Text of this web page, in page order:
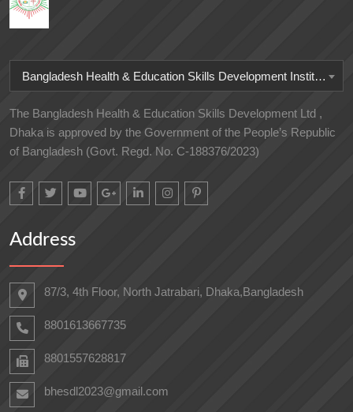
Bangladesh Health & Education Skills Development Institute
The Bangladesh Health & Education Skills Development Ltd ,
Dhaka is approved by the Government of the People’s Republic
of Bangladesh (Govt. Regd. No. C-188376/2023)
Address
87/3, 4th Floor, North Jatrabari, Dhaka,Bangladesh
8801613667735
8801557628817
bhesdl2023@gmail.com